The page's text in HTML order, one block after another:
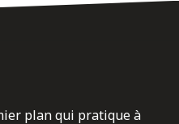
plan qui pratique à